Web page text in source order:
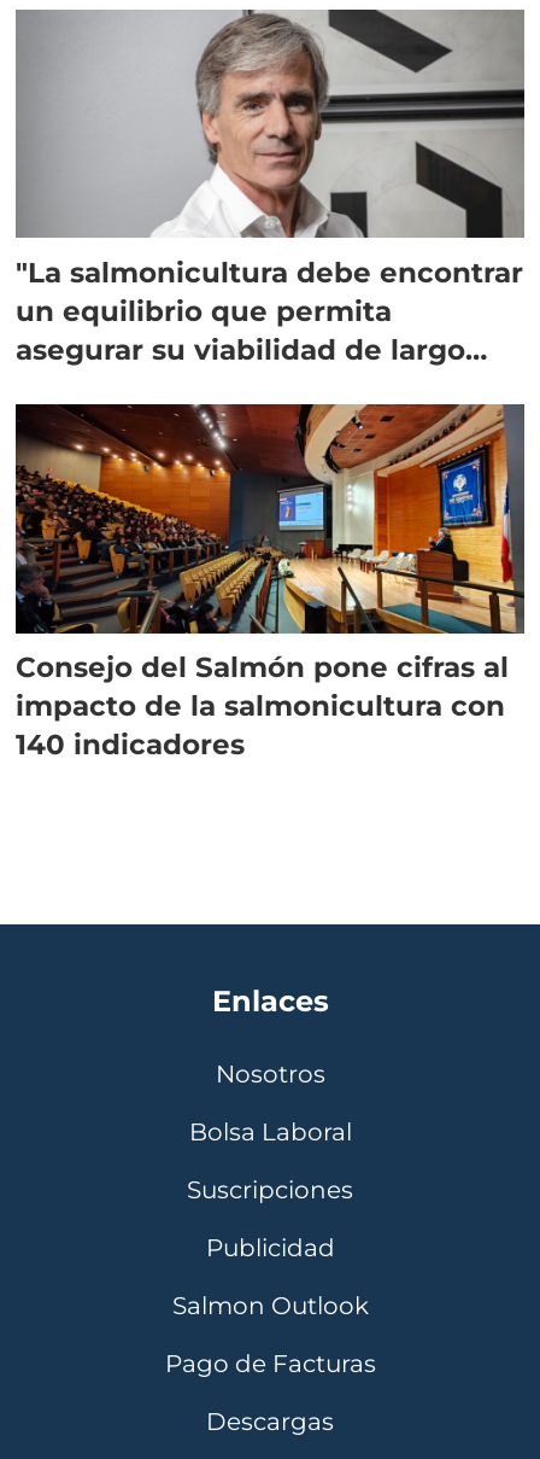
"La salmonicultura debe encontrar
un equilibrio que permita
asegurar su viabilidad de largo
Consejo del Salmón pone cifras al
impacto de la salmonicultura con
140 indicadores
Enlaces
Nosotros
Bolsa Laboral
Suscripciones
Publicidad
Salmon Outlook
Pago de Facturas
Descargas